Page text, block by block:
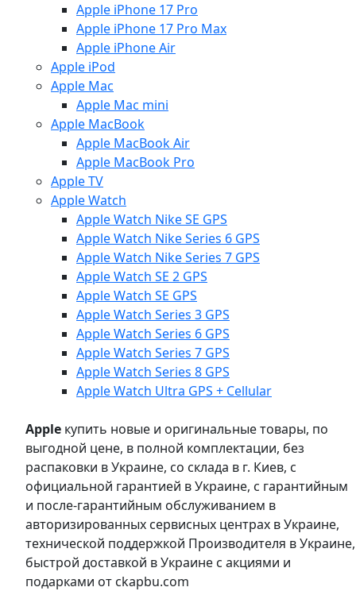
Apple iPhone 17 Pro
Apple iPhone 17 Pro Max
Apple iPhone Air
Apple iPod
Apple Mac
Apple Mac mini
Apple MacBook
Apple MacBook Air
Apple MacBook Pro
Apple TV
Apple Watch
Apple Watch Nike SE GPS
Apple Watch Nike Series 6 GPS
Apple Watch Nike Series 7 GPS
Apple Watch SE 2 GPS
Apple Watch SE GPS
Apple Watch Series 3 GPS
Apple Watch Series 6 GPS
Apple Watch Series 7 GPS
Apple Watch Series 8 GPS
Apple Watch Ultra GPS + Cellular
Apple купить новые и оригинальные товары, по
выгодной цене, в полной комплектации, без
распаковки в Украине, со склада в г. Киев, с
официальной гарантией в Украине, с гарантийным
и после-гарантийным обслуживанием в
авторизированных сервисных центрах в Украине,
технической поддержкой Производителя в Украине,
быстрой доставкой в Украине с акциями и
подарками от ckapbu.com